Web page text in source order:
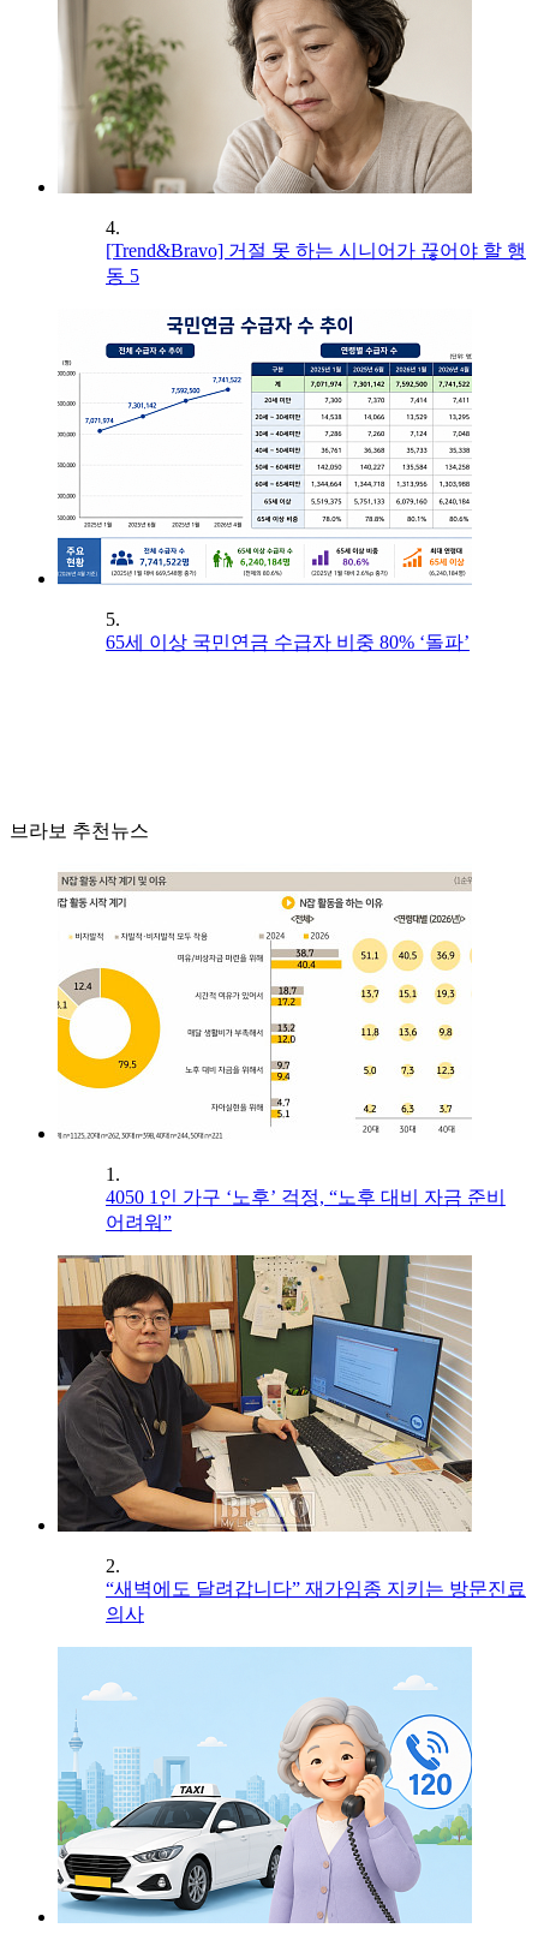
4.
[Trend&Bravo] 거절 못 하는 시니어가 끊어야 할 행
동 5
5.
65세 이상 국민연금 수급자 비중 80% ‘돌파’
브라보 추천뉴스
1.
4050 1인 가구 ‘노후’ 걱정, “노후 대비 자금 준비
어려워”
2.
“새벽에도 달려갑니다” 재가임종 지키는 방문진료
의사